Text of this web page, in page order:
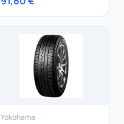
Yokohama